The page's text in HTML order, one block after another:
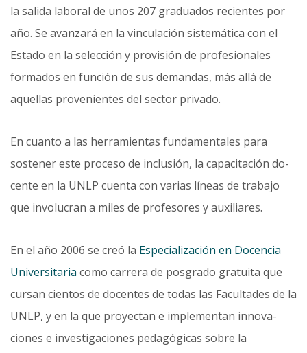
la salida laboral de unos 207 graduados recientes por
año. Se avanzará en la vinculación sistemática con el
Estado en la selección y provisión de profesionales
formados en función de sus demandas, más allá de
aquellas provenientes del sector privado.
En cuanto a las herramientas fundamentales para
sostener este proceso de inclusión, la capacitación do­
cente en la UNLP cuenta con varias líneas de trabajo
que involucran a miles de profesores y auxiliares.
En el año 2006 se creó la Especialización en Docencia
Universitaria como carrera de posgrado gratuita que
cursan cientos de docentes de todas las Facultades de la
UNLP, y en la que proyectan e implementan innova­
ciones e investigaciones pedagógicas sobre la